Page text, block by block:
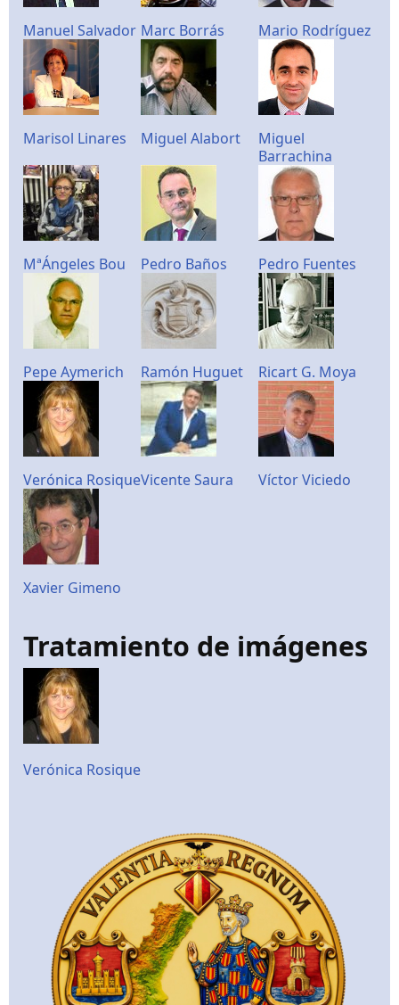
Manuel Salvador Marc Borrás Mario Rodríguez
Marisol Linares Miguel Alabort
Miguel
Barrachina
MªÁngeles Bou Pedro Baños Pedro Fuentes
Pepe Aymerich Ramón Huguet Ricart G. Moya
Verónica RosiqueVicente Saura Víctor Viciedo
Xavier Gimeno
Tratamiento de imágenes
Verónica Rosique